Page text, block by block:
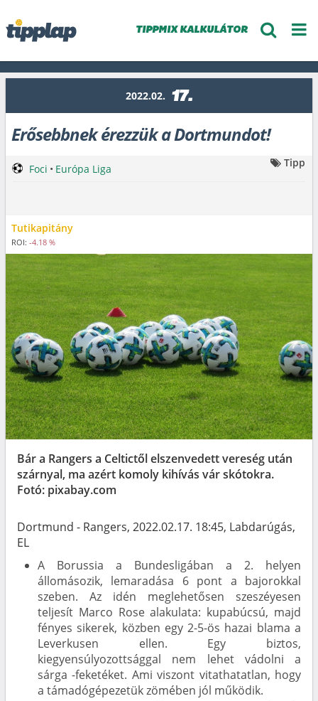
TIPPMIX KALKULÁTOR
2022.02. 17.
Erősebbnek érezzük a Dortmundot!
Tutikapitány
ROI: -4.18 %
Foci • Európa Liga Tipp
Bár a Rangers a Celtictől elszenvedett vereség után
szárnyal, ma azért komoly kihívás vár skótokra.
Fotó: pixabay.com
Dortmund - Rangers, 2022.02.17. 18:45, Labdarúgás,
EL
A Borussia a Bundesligában a 2. helyen
állomásozik, lemaradása 6 pont a bajorokkal
szeben. Az idén meglehetősen szeszéyesen
teljesít Marco Rose alakulata: kupabúcsú, majd
fényes sikerek, közben egy 2-5-ös hazai blama a
Leverkusen ellen. Egy biztos,
kiegyensúlyozottsággal nem lehet vádolni a
sárga -feketéket. Ami viszont vitathatatlan, hogy
a támadógépezetük zömében jól működik.